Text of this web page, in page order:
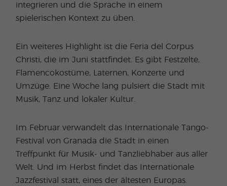
integrieren und die Sprache in einem
spielerischen Kontext zu üben.
Ein weiteres Highlight ist die Feria del Corpus
Christi, die im Juni stattfindet. Es gibt Festzelte,
Flamencokostüme, Laternen, Konzerte und
Umzüge. Eine Woche lang pulsiert die Stadt mit
Musik, Tanz und lokaler Kultur.
Im Februar verwandelt das Internationale Tango-
Festival von Granada die Stadt in einen
Treffpunkt für Musik- und Tanzliebhaber aus aller
Welt. Und im Herbst findet das Internationale
Jazzfestival statt, eines der ältesten Europas.